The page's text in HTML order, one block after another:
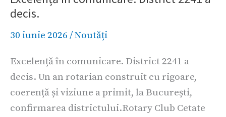
decis.
30 iunie 2026 /Noutăți
Excelență în comunicare. District 2241 a
decis. Un an rotarian construit cu rigoare,
coerență și viziune a primit, la București,
confirmarea districtului.Rotary Club Cetate
District
2241
decis.